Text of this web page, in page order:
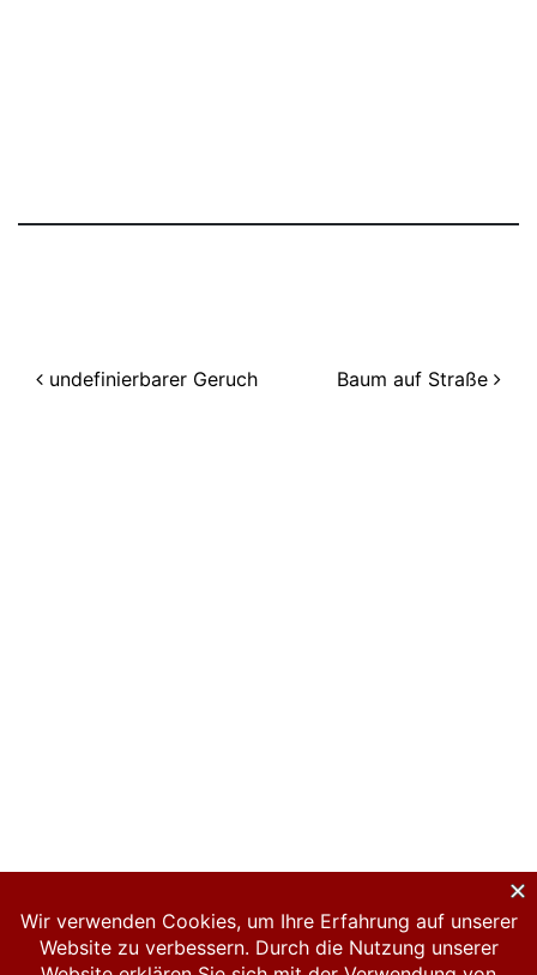
Beitragsnavigation
undefinierbarer Geruch Baum auf Straße